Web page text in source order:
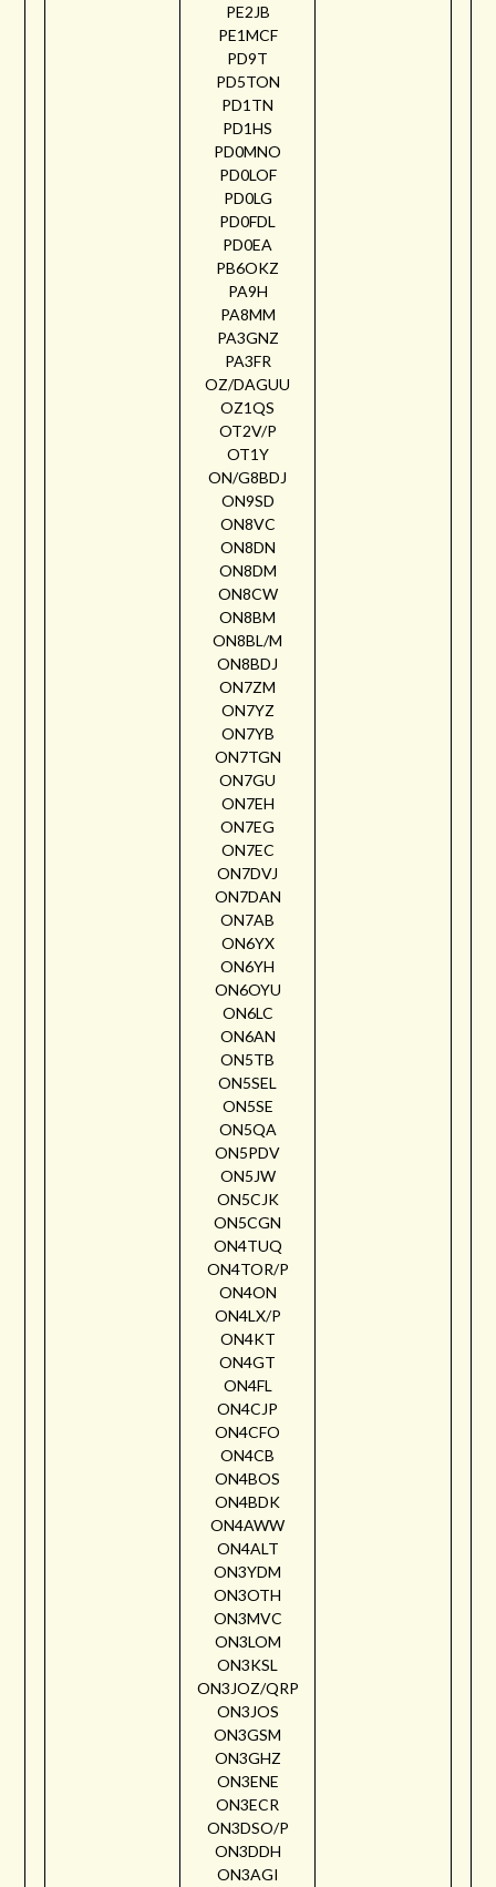
PE2JB
PE1MCF
PD9T
PD5TON
PD1TN
PD1HS
PD0MNO
PD0LOF
PD0LG
PD0FDL
PD0EA
PB6OKZ
PA9H
PA8MM
PA3GNZ
PA3FR
OZ/DAGUU
OZ1QS
OT2V/P
OT1Y
ON/G8BDJ
ON9SD
ON8VC
ON8DN
ON8DM
ON8CW
ON8BM
ON8BL/M
ON8BDJ
ON7ZM
ON7YZ
ON7YB
ON7TGN
ON7GU
ON7EH
ON7EG
ON7EC
ON7DVJ
ON7DAN
ON7AB
ON6YX
ON6YH
ON6OYU
ON6LC
ON6AN
ON5TB
ON5SEL
ON5SE
ON5QA
ON5PDV
ON5JW
ON5CJK
ON5CGN
ON4TUQ
ON4TOR/P
ON4ON
ON4LX/P
ON4KT
ON4GT
ON4FL
ON4CJP
ON4CFO
ON4CB
ON4BOS
ON4BDK
ON4AWW
ON4ALT
ON3YDM
ON3OTH
ON3MVC
ON3LOM
ON3KSL
ON3JOZ/QRP
ON3JOS
ON3GSM
ON3GHZ
ON3ENE
ON3ECR
ON3DSO/P
ON3DDH
ON3AGI